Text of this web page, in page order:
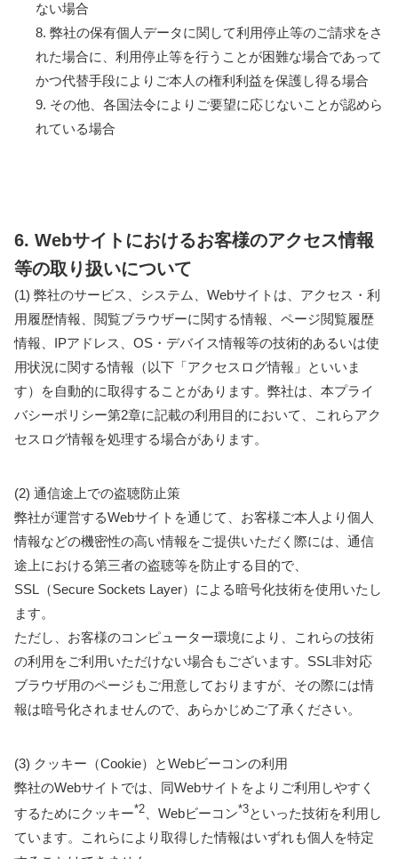
ない場合
8. 弊社の保有個人データに関して利用停止等のご請求をさ
れた場合に、利用停止等を行うことが困難な場合であって
かつ代替手段によりご本人の権利利益を保護し得る場合
9. その他、各国法令によりご要望に応じないことが認めら
れている場合
6. Webサイトにおけるお客様のアクセス情報
等の取り扱いについて
(1) 弊社のサービス、システム、Webサイトは、アクセス・利
用履歴情報、閲覧ブラウザーに関する情報、ページ閲覧履歴
情報、IPアドレス、OS・デバイス情報等の技術的あるいは使
用状況に関する情報（以下「アクセスログ情報」といいま
す）を自動的に取得することがあります。弊社は、本プライ
バシーポリシー第2章に記載の利用目的において、これらアク
セスログ情報を処理する場合があります。
(2) 通信途上での盗聴防止策
弊社が運営するWebサイトを通じて、お客様ご本人より個人
情報などの機密性の高い情報をご提供いただく際には、通信
途上における第三者の盗聴等を防止する目的で、
SSL（Secure Sockets Layer）による暗号化技術を使用いたし
ます。
ただし、お客様のコンピューター環境により、これらの技術
の利用をご利用いただけない場合もございます。SSL非対応
ブラウザ用のページもご用意しておりますが、その際には情
報は暗号化されませんので、あらかじめご了承ください。
(3) クッキー（Cookie）とWebビーコンの利用
弊社のWebサイトでは、同Webサイトをよりご利用しやすく
するためにクッキー*2 、Webビーコン*3といった技術を利用し
ています。これらにより取得した情報はいずれも個人を特定